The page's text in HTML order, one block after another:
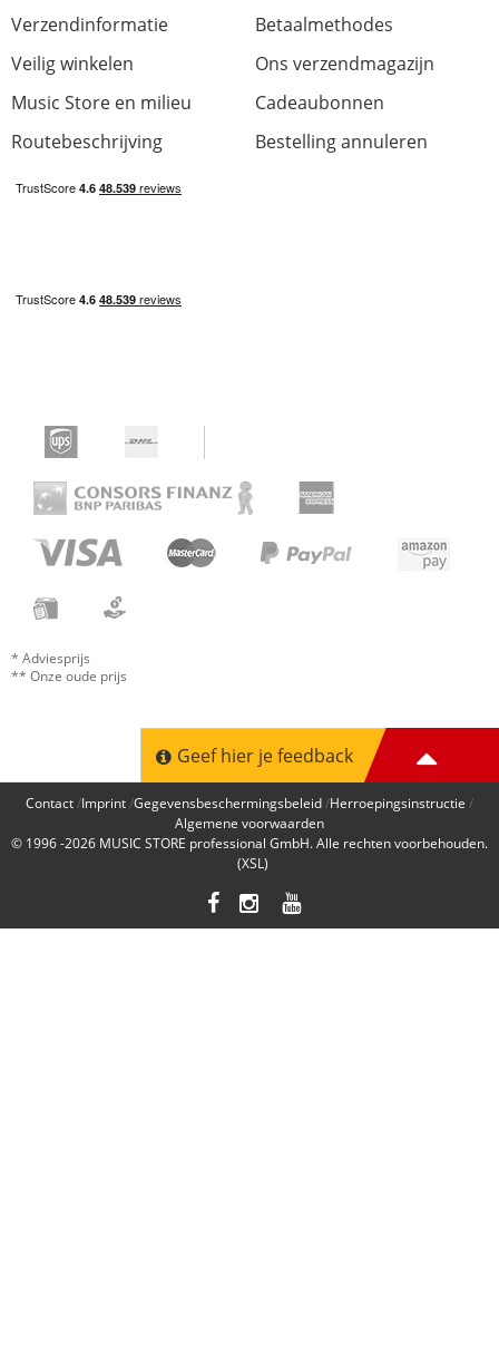
Verzendinformatie
Betaalmethodes
Veilig winkelen
Ons verzendmagazijn
Music Store en milieu
Cadeaubonnen
Routebeschrijving
Bestelling annuleren
* Adviesprijs
** Onze oude prijs
Geef hier je feedback
Contact Imprint Gegevensbeschermingsbeleid Herroepingsinstructie
Algemene voorwaarden
© 1996 -2026 MUSIC STORE professional GmbH. Alle rechten voorbehouden.
(XSL)